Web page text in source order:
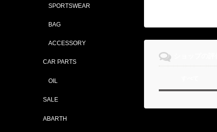
SPORTSWEAR
BAG
ACCESSORY
CAR PARTS
OIL
SALE
ABARTH